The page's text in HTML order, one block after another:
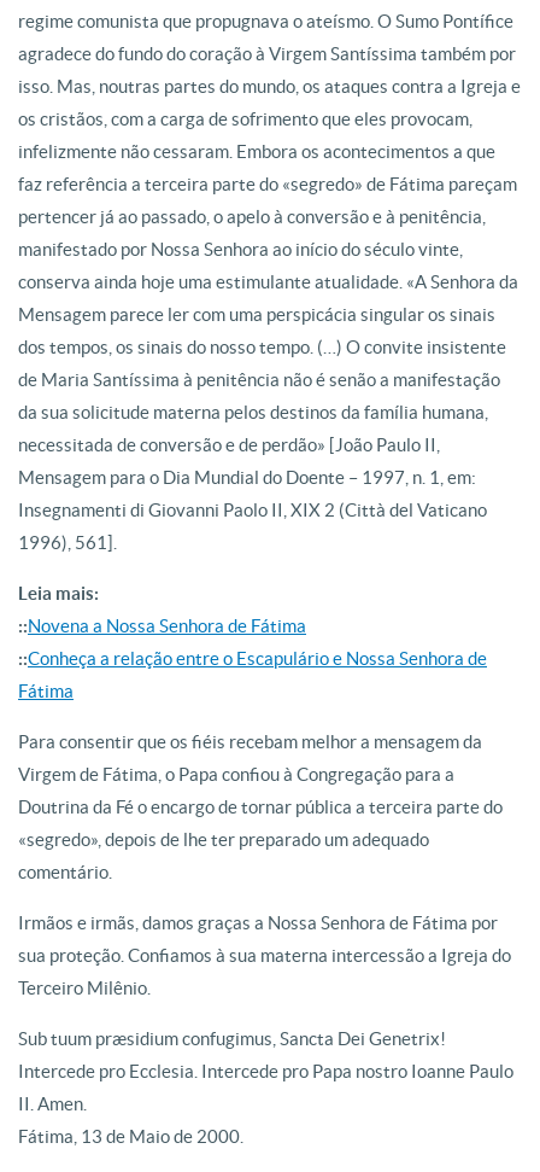
regime comunista que propugnava o ateísmo. O Sumo Pontífice
agradece do fundo do coração à Virgem Santíssima também por
isso. Mas, noutras partes do mundo, os ataques contra a Igreja e
os cristãos, com a carga de sofrimento que eles provocam,
infelizmente não cessaram. Embora os acontecimentos a que
faz referência a terceira parte do «segredo» de Fátima pareçam
pertencer já ao passado, o apelo à conversão e à penitência,
manifestado por Nossa Senhora ao início do século vinte,
conserva ainda hoje uma estimulante atualidade. «A Senhora da
Mensagem parece ler com uma perspicácia singular os sinais
dos tempos, os sinais do nosso tempo. (…) O convite insistente
de Maria Santíssima à penitência não é senão a manifestação
da sua solicitude materna pelos destinos da família humana,
necessitada de conversão e de perdão» [João Paulo II,
Mensagem para o Dia Mundial do Doente – 1997, n. 1, em:
Insegnamenti di Giovanni Paolo II, XIX 2 (Città del Vaticano
1996), 561].
Leia mais:
::Novena a Nossa Senhora de Fátima
::Conheça a relação entre o Escapulário e Nossa Senhora de
Fátima
Para consentir que os fiéis recebam melhor a mensagem da
Virgem de Fátima, o Papa confiou à Congregação para a
Doutrina da Fé o encargo de tornar pública a terceira parte do
«segredo», depois de lhe ter preparado um adequado
comentário.
Irmãos e irmãs, damos graças a Nossa Senhora de Fátima por
sua proteção. Confiamos à sua materna intercessão a Igreja do
Terceiro Milênio.
Sub tuum præsidium confugimus, Sancta Dei Genetrix!
Intercede pro Ecclesia. Intercede pro Papa nostro Ioanne Paulo
II. Amen.
Fátima, 13 de Maio de 2000.